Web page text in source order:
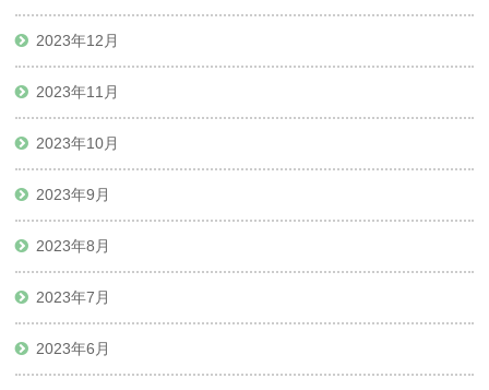
2023年12月
2023年11月
2023年10月
2023年9月
2023年8月
2023年7月
2023年6月